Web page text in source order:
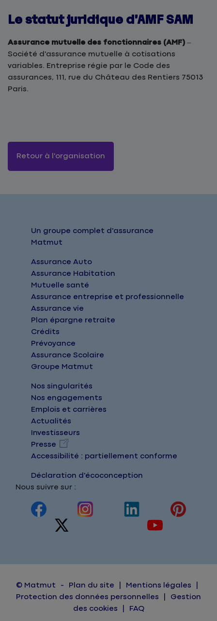
Le statut juridique d’AMF SAM
Assurance mutuelle des fonctionnaires (AMF) –
Société d'assurance mutuelle à cotisations
variables. Entreprise régie par le Code des
assurances, 111, rue du Château des Rentiers 75013
Paris.
Retour à l'organisation
Un groupe complet d'assurance
Matmut
Assurance Auto
Assurance Habitation
Mutuelle santé
Assurance entreprise et professionnelle
Assurance vie
Plan épargne retraite
Crédits
Prévoyance
Assurance Scolaire
Groupe Matmut
Nos singularités
Nos engagements
Emplois et carrières
Actualités
Investisseurs
Presse
Accessibilité : partiellement conforme
Déclaration d'écoconception
Nous suivre sur :
© Matmut Plan du site
Mentions légales
Protection des données personnelles
Gestion
des cookies
FAQ